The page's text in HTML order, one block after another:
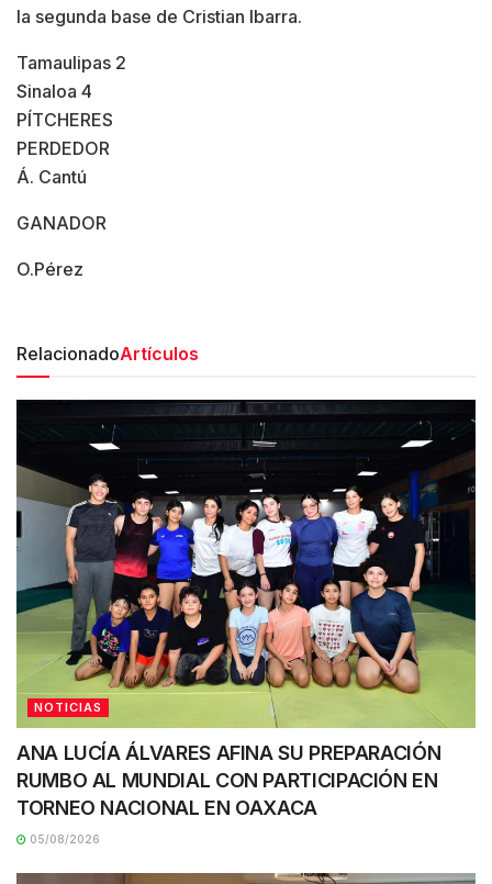
la segunda base de Cristian Ibarra.
Tamaulipas 2
Sinaloa 4
PÍTCHERES
PERDEDOR
Á. Cantú
GANADOR
O.Pérez
RelacionadoArtículos
NOTICIAS
ANA LUCÍA ÁLVARES AFINA SU PREPARACIÓN
RUMBO AL MUNDIAL CON PARTICIPACIÓN EN
TORNEO NACIONAL EN OAXACA
05/08/2026